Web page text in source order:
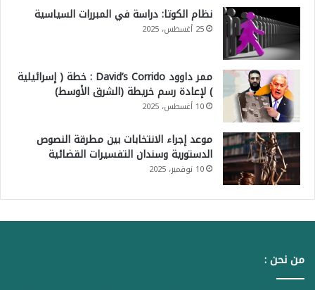
نظام الكوتا: دراسة في المبررات السياسية
25 أغسطس، 2025
ممر داوود David’s Corrido : خطة ( إسرائيلية
) لإعادة رسم خريطة (الشرق الأوسط)
10 أغسطس، 2025
موعد إجراء الانتخابات بين مطرقة النصوص
الدستورية وسندان التفسيرات القضائية
10 نوفمبر، 2025
من نحن :